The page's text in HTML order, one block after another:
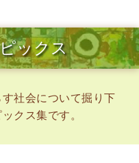
ックス
社会について掘り下
クス集です。